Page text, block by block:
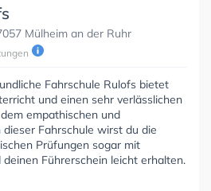
Mülheim an der Ruhr
Fahrschule Rulofs bietet
und einen sehr verlässlichen
empathischen und
Fahrschule wirst du die
Prüfungen sogar mit
Führerschein leicht erhalten.